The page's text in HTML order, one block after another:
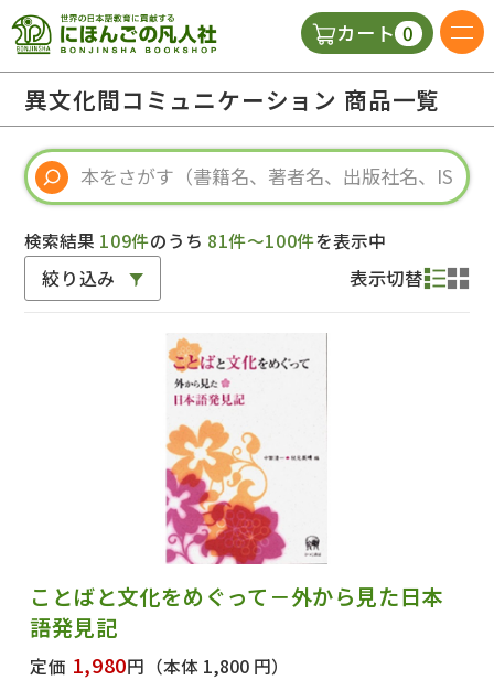
カート 0
日本語の教科書
視聴覚・補助教材
教師用参考書
異文化間コミュニケーション 商品一覧
検索結果 109件のうち 81件～100件を表示中
絞り込み 表示切替
ことばと文化をめぐって－外から見た日本
語発見記
定価 1,980円 （本体 1,800 円）